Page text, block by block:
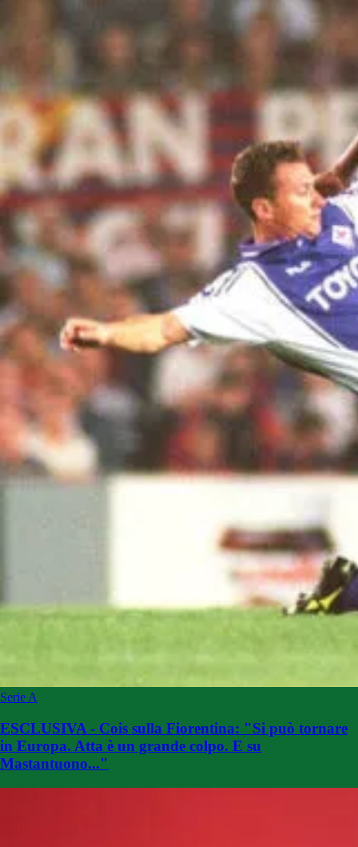
Serie A
ESCLUSIVA - Cois sulla Fiorentina: "Si può tornare
in Europa. Atta è un grande colpo. E su
Mastantuono..."